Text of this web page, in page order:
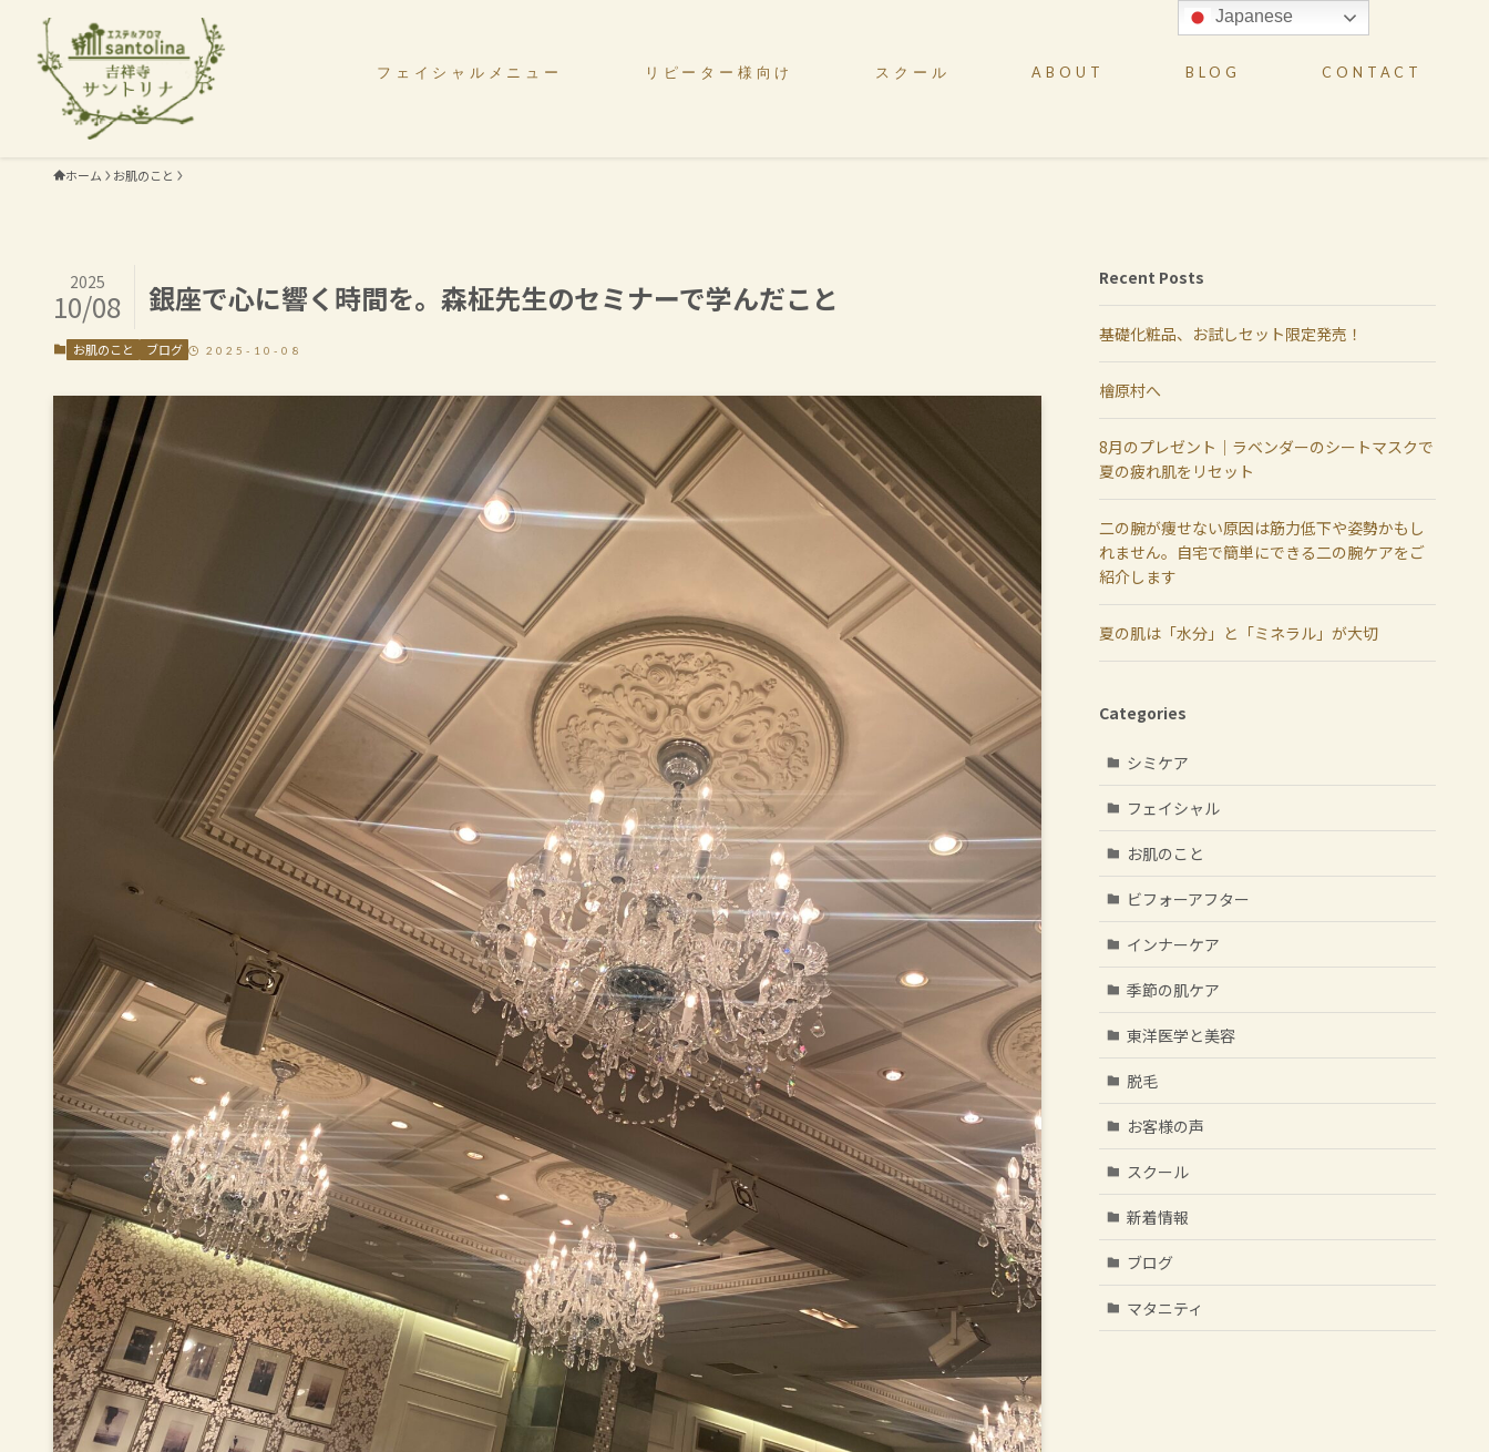
フェイシャルメニュー リピーター様向け スクール ABOUT BLOG CONTACT
ホーム お肌のこと
銀座で心に響く時間を。森柾先生のセミナーで学んだこと
2025
10/08
お肌のこと ブログ 2025-10-08
Recent Posts
基礎化粧品、お試しセット限定発売！
檜原村へ
8月のプレゼント｜ラベンダーのシートマスクで
夏の疲れ肌をリセット
二の腕が痩せない原因は筋力低下や姿勢かもし
れません。自宅で簡単にできる二の腕ケアをご
紹介します
夏の肌は「水分」と「ミネラル」が大切
Categories
シミケア
フェイシャル
お肌のこと
ビフォーアフター
インナーケア
季節の肌ケア
東洋医学と美容
脱毛
お客様の声
スクール
新着情報
ブログ
マタニティ
Japanese